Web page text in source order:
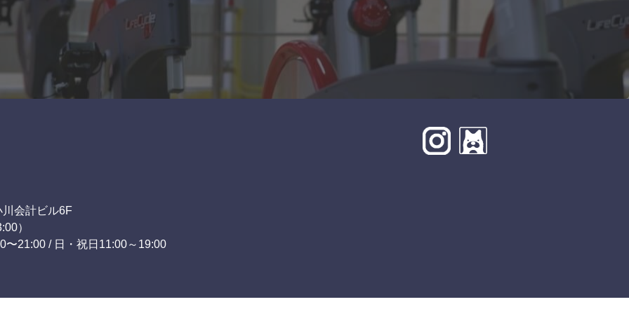
会計ビル6F
）
〜21:00 / 日・祝日11:00～19:00